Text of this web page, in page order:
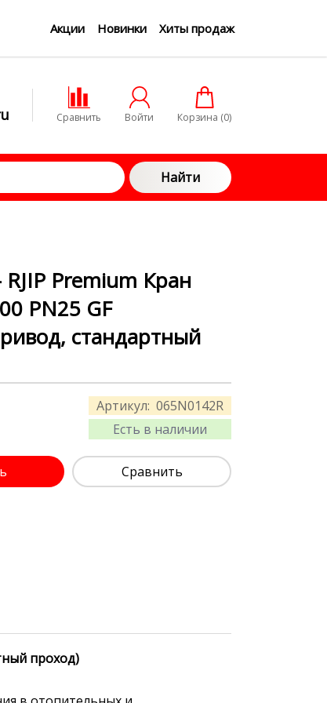
Акции Новинки Хиты продаж
Сравнить Войти Корзина (0)
Найти
Premium Кран
PN25 GF
стандартный
Артикул: 065N0142R
Есть в наличии
Сравнить
проход)